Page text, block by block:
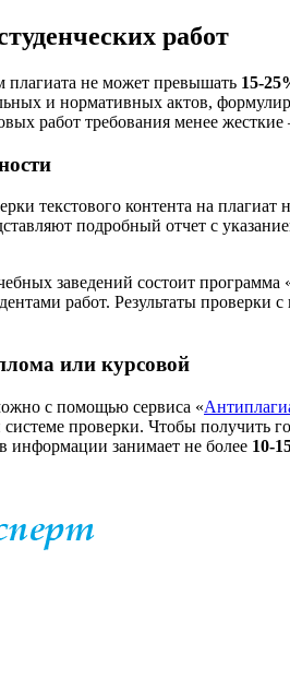
работ
не может превышать 15-
и нормативных актов,
работ требования менее жесткие
текстового контента на
подробный отчет с
заведений состоит
работ. Результаты
или курсовой
с помощью сервиса «
проверки. Чтобы получить
информации занимает не более 10-